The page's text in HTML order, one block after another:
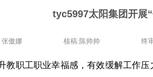
tyc5997太阳集团开展
傲娜 核稿:陈帅帅 终
教职工职业幸福感，有效缓解工作